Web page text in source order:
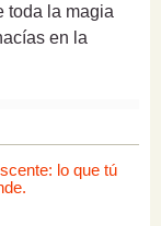
toda la magia
en la
lo que tú